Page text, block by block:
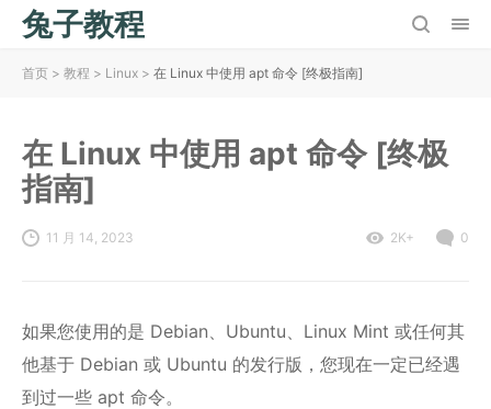
兔子教程
首页 > 教程 > Linux > 在 Linux 中使用 apt 命令 [终极指南]
在 Linux 中使用 apt 命令 [终极
指南]
11 月 14, 2023 2K+ 0
如果您使用的是 Debian、Ubuntu、Linux Mint 或任何其
他基于 Debian 或 Ubuntu 的发行版，您现在一定已经遇
到过一些 apt 命令。